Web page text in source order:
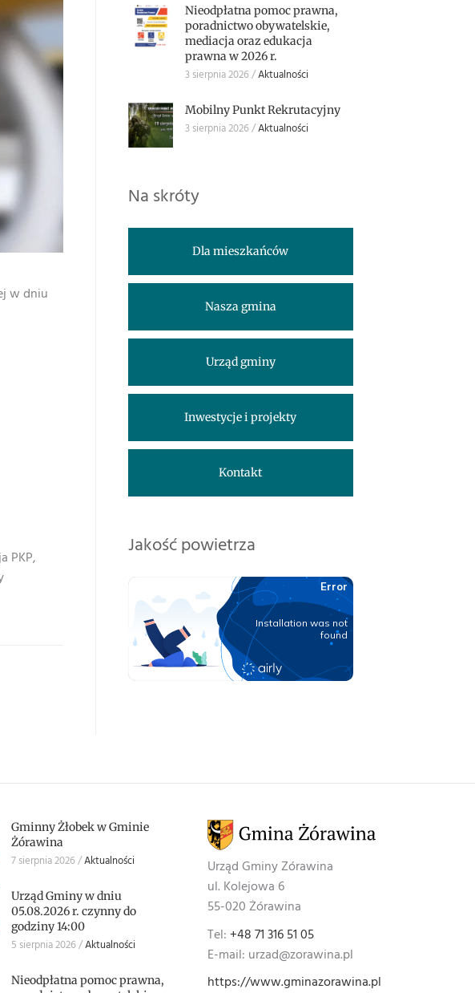
w dniu
PKP,
Nieodpłatna pomoc prawna,
poradnictwo obywatelskie,
mediacja oraz edukacja
prawna w 2026 r.
3 sierpnia 2026 Aktualności
Mobilny Punkt Rekrutacyjny
3 sierpnia 2026 Aktualności
Na skróty
Dla mieszkańców
Nasza gmina
Urząd gminy
Inwestycje i projekty
Kontakt
Jakość powietrza
Gminny Żłobek w Gminie
Żórawina
7 sierpnia 2026 Aktualności
Urząd Gminy w dniu
05.08.2026 r. czynny do
godziny 14:00
5 sierpnia 2026 Aktualności
Nieodpłatna pomoc prawna,
Urząd Gminy Zórawina
ul. Kolejowa 6
55-020 Żórawina
Tel: +48 71 316 51 05
E-mail: urzad@zorawina.pl
https://www.gminazorawina.pl